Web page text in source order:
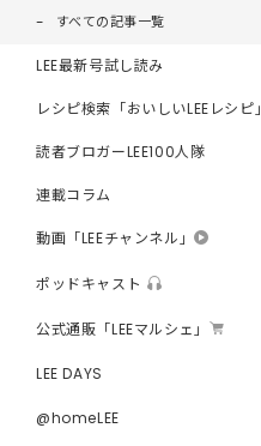
すべての記事一覧
LEE最新号試し読み
レシピ検索「おいしいLEEレシピ」
読者ブロガーLEE100人隊
連載コラム
動画「LEEチャンネル」
ポッドキャスト
公式通販「LEEマルシェ」
LEE DAYS
@homeLEE